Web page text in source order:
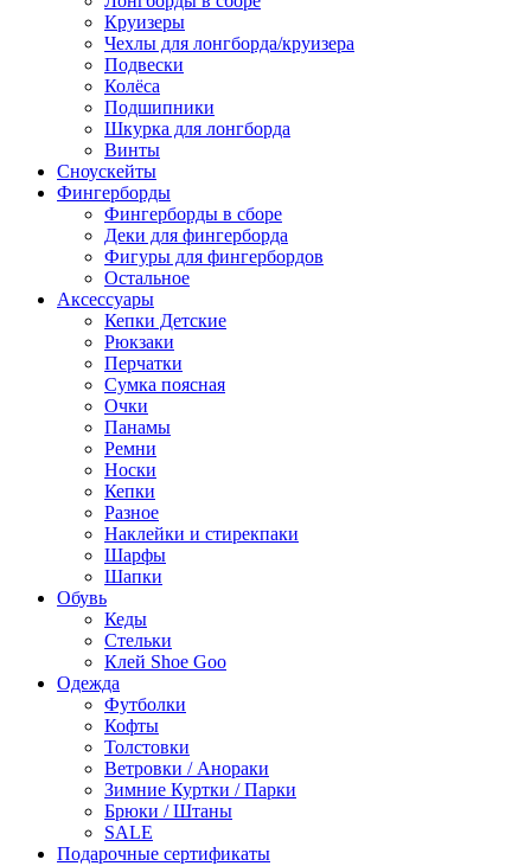
Круизеры
Чехлы для лонгборда/круизера
Подвески
Колёса
Подшипники
Шкурка для лонгборда
Винты
Сноускейты
Фингерборды
Фингерборды в сборе
Деки для фингерборда
Фигуры для фингербордов
Остальное
Аксессуары
Кепки Детские
Рюкзаки
Перчатки
Сумка поясная
Очки
Панамы
Ремни
Носки
Кепки
Разное
Наклейки и стирекпаки
Шарфы
Шапки
Обувь
Кеды
Стельки
Клей Shoe Goo
Одежда
Футболки
Кофты
Толстовки
Ветровки / Анораки
Зимние Куртки / Парки
Брюки / Штаны
SALE
Подарочные сертификаты